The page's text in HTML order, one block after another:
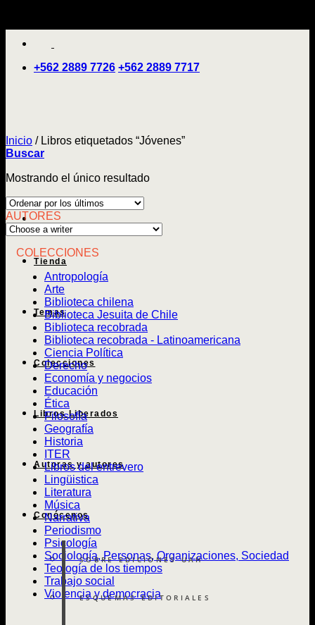
+562 2889 7726 +562 2889 7717
Tienda
Temas
Colecciones
Libros Liberados
Autoras y autores
Conócenos
SOBRE EDICIONES UAH
ESQUEMAS EDITORIALES
Inicio /Libros etiquetados “Jóvenes”
Buscar
Mostrando el único resultado
AUTORES
COLECCIONES
Antropología
Arte
Biblioteca chilena
Biblioteca Jesuita de Chile
Biblioteca recobrada
Biblioteca recobrada - Latinoamericana
Ciencia Política
Derecho
Economía y negocios
Educación
Ética
Filosofía
Geografía
Historia
ITER
Libros del entrevero
Lingüistica
Literatura
Música
Narrativa
Periodismo
Psicología
Sociología, Personas, Organizaciones, Sociedad
Teología de los tiempos
Trabajo social
Violencia y democracia